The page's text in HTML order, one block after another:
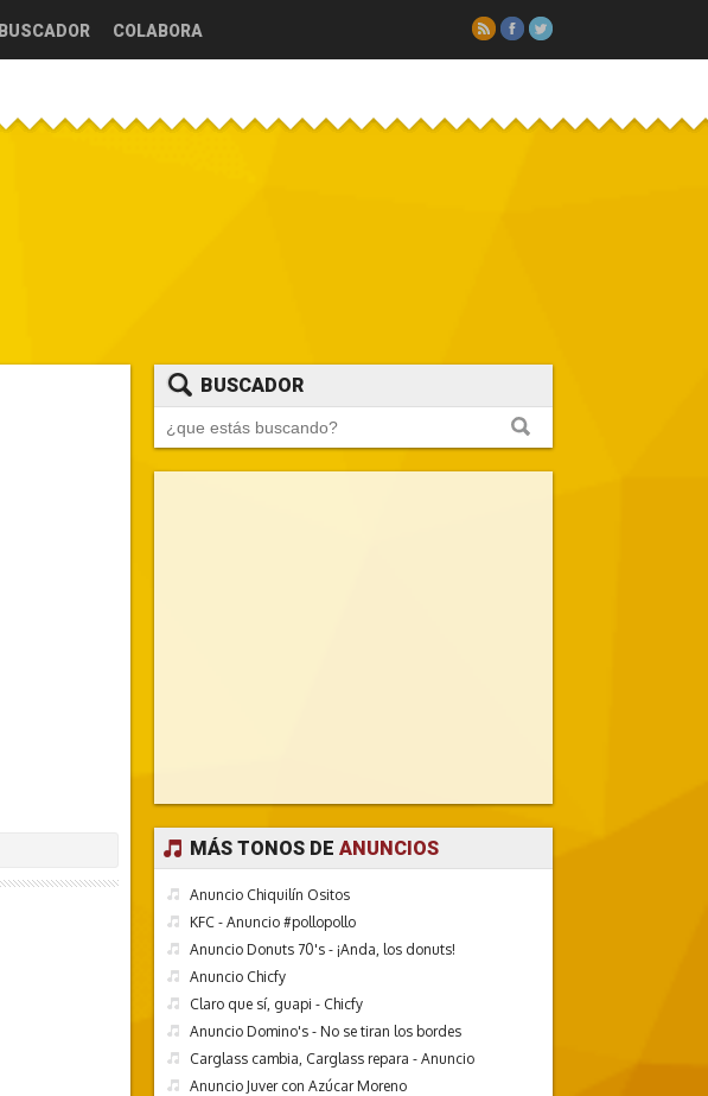
BUSCADOR COLABORA
BUSCADOR
MÁS TONOS DE ANUNCIOS
Anuncio Chiquilín Ositos
KFC - Anuncio #pollopollo
Anuncio Donuts 70's - ¡Anda, los donuts!
Anuncio Chicfy
Claro que sí, guapi - Chicfy
Anuncio Domino's - No se tiran los bordes
Carglass cambia, Carglass repara - Anuncio
Anuncio Juver con Azúcar Moreno